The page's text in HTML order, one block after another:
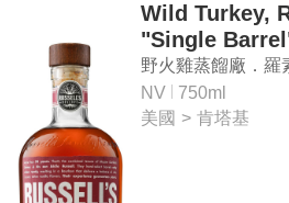
Wild Turkey,
"Single
Straight
野火雞蒸餾廠．羅
塔基波本純威士忌
NV
750ml
美國 > 肯塔基